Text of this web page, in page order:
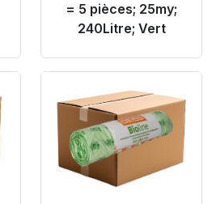
= 5 pièces; 25my;
240Litre; Vert
Product Link